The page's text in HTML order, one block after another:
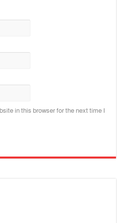
in this browser for the next time I